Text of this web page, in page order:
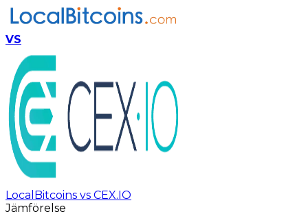
VS
LocalBitcoins vs CEX.IO
Jämförelse